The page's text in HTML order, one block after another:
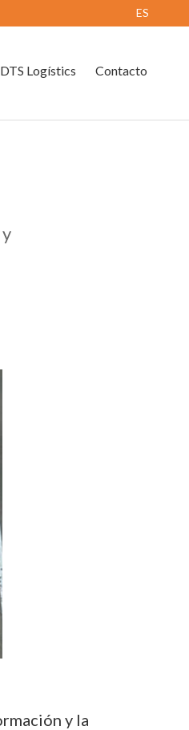
ES
DTS Logístics Contacto
y la